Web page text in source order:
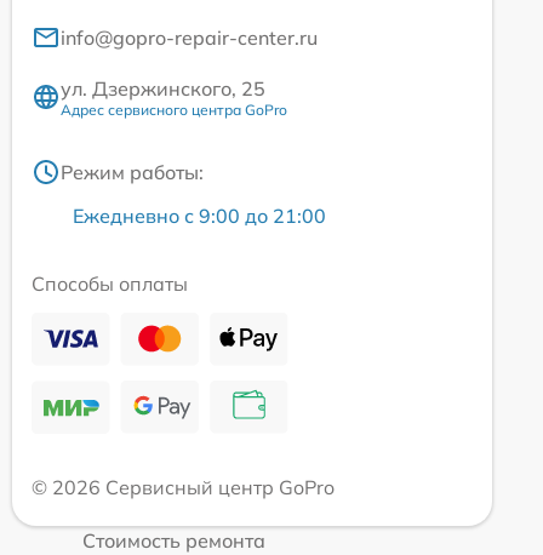
info@gopro-repair-center.ru
ул. Дзержинского, 25
Адрес сервисного центра GoPro
Режим работы:
Ежедневно с 9:00 до 21:00
Способы оплаты
© 2026 Сервисный центр GoPro
Стоимость ремонта